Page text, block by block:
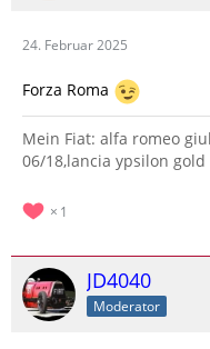
24. Februar 2025
Forza Roma
Mein Fiat: alfa romeo
06/18,lancia ypsilon gold
1
JD4040
Moderator